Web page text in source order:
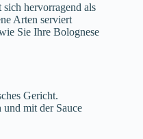
sich hervorragend als
Arten serviert
Sie Ihre Bolognese
Gericht.
mit der Sauce